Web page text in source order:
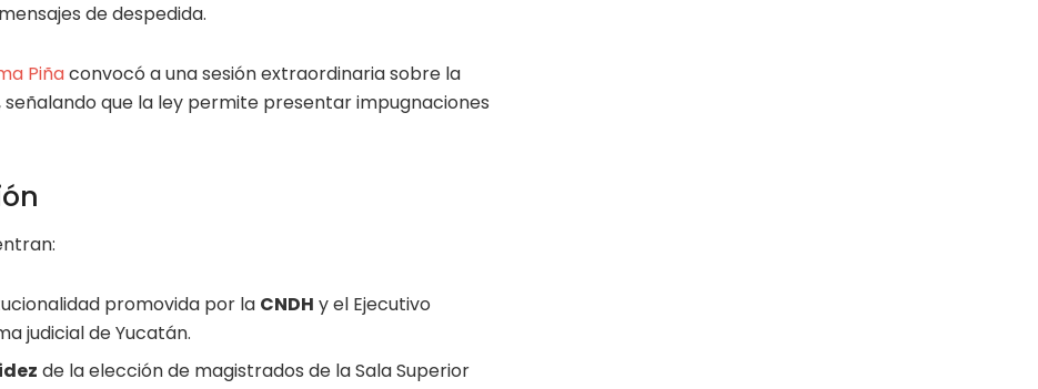
de despedida.
Piñaconvocó a una sesión extraordinaria sobre la
que la ley permite presentar impugnaciones
promovida por la CNDH y el Ejecutivo
judicial de Yucatán.
de la elección de magistrados de la Sala Superior